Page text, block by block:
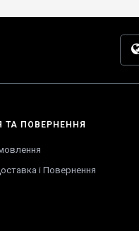
ТА ПОВЕРНЕННЯ
і Повернення